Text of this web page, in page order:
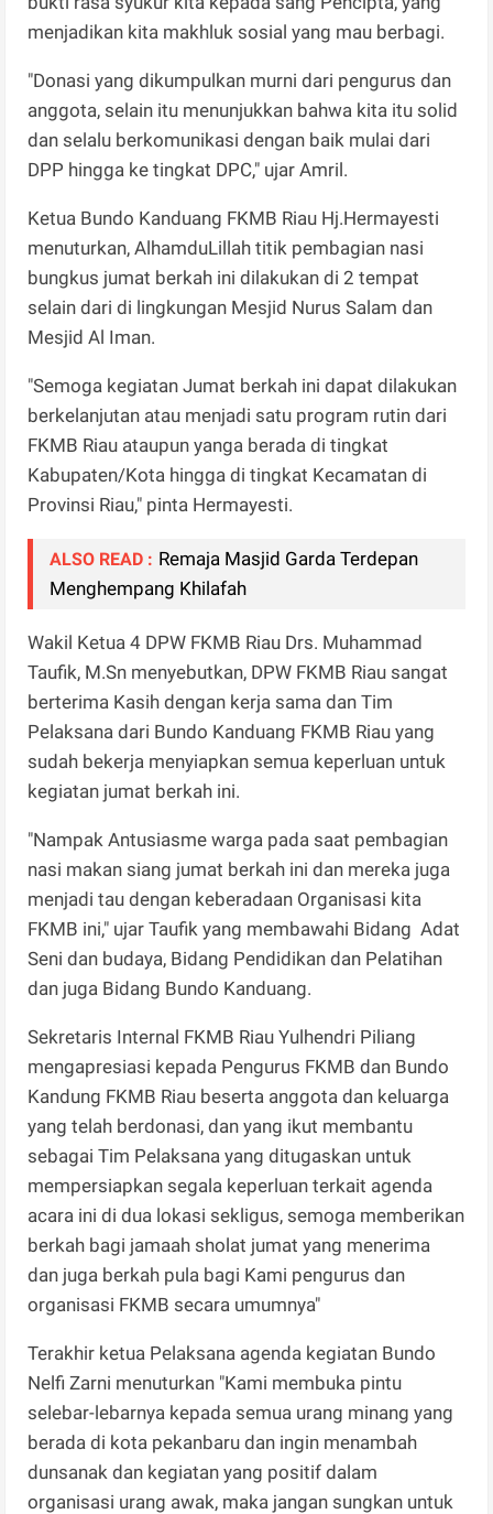
menjadikan kita makhluk sosial yang mau berbagi.
"Donasi yang dikumpulkan murni dari pengurus dan
anggota, selain itu menunjukkan bahwa kita itu solid
dan selalu berkomunikasi dengan baik mulai dari
DPP hingga ke tingkat DPC," ujar Amril.
Ketua Bundo Kanduang FKMB Riau Hj.Hermayesti
menuturkan, AlhamduLillah titik pembagian nasi
bungkus jumat berkah ini dilakukan di 2 tempat
selain dari di lingkungan Mesjid Nurus Salam dan
Mesjid Al Iman.
"Semoga kegiatan Jumat berkah ini dapat dilakukan
berkelanjutan atau menjadi satu program rutin dari
FKMB Riau ataupun yanga berada di tingkat
Kabupaten/Kota hingga di tingkat Kecamatan di
Provinsi Riau," pinta Hermayesti.
ALSO READ : Remaja Masjid Garda Terdepan
Menghempang Khilafah
Wakil Ketua 4 DPW FKMB Riau Drs. Muhammad
Taufik, M.Sn menyebutkan, DPW FKMB Riau sangat
berterima Kasih dengan kerja sama dan Tim
Pelaksana dari Bundo Kanduang FKMB Riau yang
sudah bekerja menyiapkan semua keperluan untuk
kegiatan jumat berkah ini.
"Nampak Antusiasme warga pada saat pembagian
nasi makan siang jumat berkah ini dan mereka juga
menjadi tau dengan keberadaan Organisasi kita
FKMB ini," ujar Taufik yang membawahi Bidang Adat
Seni dan budaya, Bidang Pendidikan dan Pelatihan
dan juga Bidang Bundo Kanduang.
Sekretaris Internal FKMB Riau Yulhendri Piliang
mengapresiasi kepada Pengurus FKMB dan Bundo
Kandung FKMB Riau beserta anggota dan keluarga
yang telah berdonasi, dan yang ikut membantu
sebagai Tim Pelaksana yang ditugaskan untuk
mempersiapkan segala keperluan terkait agenda
acara ini di dua lokasi sekligus, semoga memberikan
berkah bagi jamaah sholat jumat yang menerima
dan juga berkah pula bagi Kami pengurus dan
organisasi FKMB secara umumnya"
Terakhir ketua Pelaksana agenda kegiatan Bundo
Nelfi Zarni menuturkan "Kami membuka pintu
selebar-lebarnya kepada semua urang minang yang
berada di kota pekanbaru dan ingin menambah
dunsanak dan kegiatan yang positif dalam
organisasi urang awak, maka jangan sungkan untuk